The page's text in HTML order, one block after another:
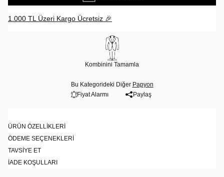
1.000 TL Üzeri Kargo Ücretsiz 🎉
Kombinini Tamamla
Bu Kategorideki Diğer Papyon
Fiyat Alarmı
Paylaş
ÜRÜN ÖZELLIKLERI
ÖDEME SEÇENEKLERI
TAVSIYE ET
İADE KOŞULLARI